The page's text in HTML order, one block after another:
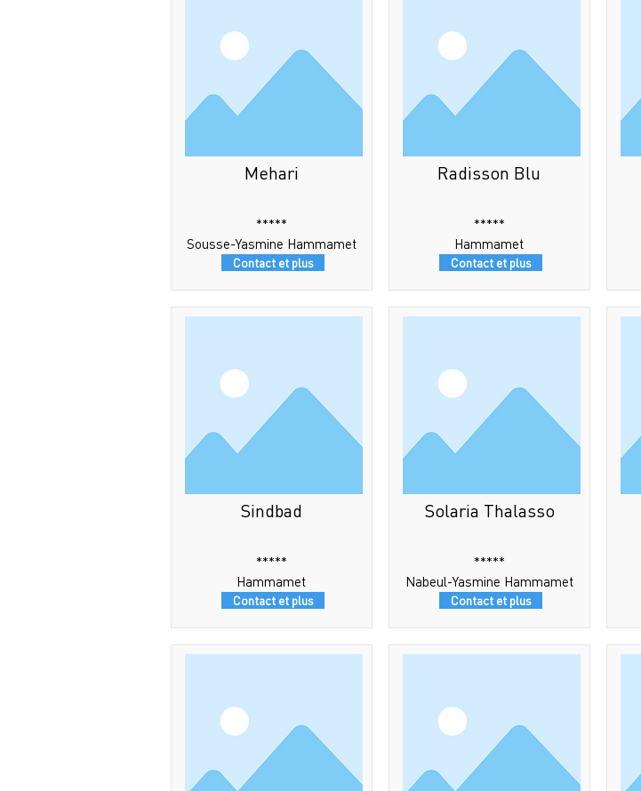
Mehari
*****
Sousse-Yasmine Hammamet
Contact et plus
Sindbad
*****
Hammamet
Contact et plus
Radisson Blu
*****
Hammamet
Contact et plus
Solaria Thalasso
*****
Nabeul-Yasmine Hammamet
Contact et plus